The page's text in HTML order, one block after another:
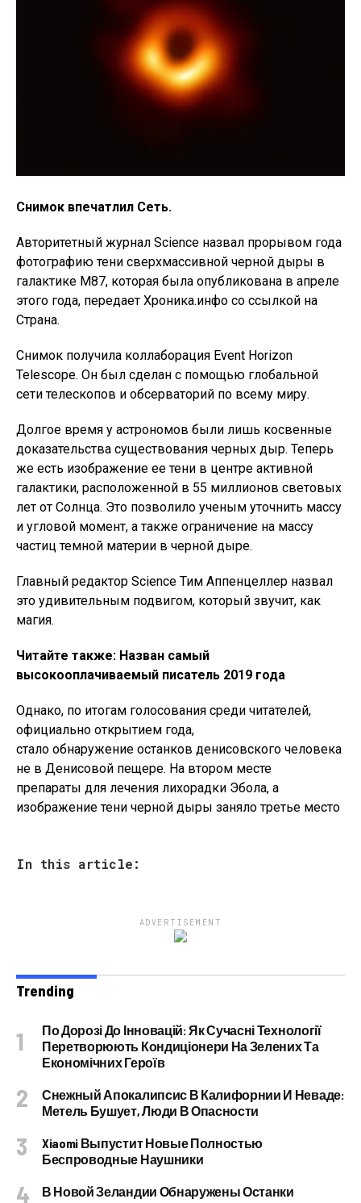
Снимок впечатлил Сеть.
Авторитетный журнал Science назвал прорывом года
фотографию тени сверхмассивной черной дыры в
галактике М87, которая была опубликована в апреле
этого года, передает Хроника.инфо со ссылкой на
Страна.
Снимок получила коллаборация Event Horizon
Telescope. Он был сделан с помощью глобальной
сети телескопов и обсерваторий по всему миру.
Долгое время у астрономов были лишь косвенные
доказательства существования черных дыр. Теперь
же есть изображение ее тени в центре активной
галактики, расположенной в 55 миллионов световых
лет от Солнца. Это позволило ученым уточнить массу
и угловой момент, а также ограничение на массу
частиц темной материи в черной дыре.
Главный редактор Science Тим ​​Аппенцеллер назвал
это удивительным подвигом, который звучит, как
магия.
Читайте также: Назван самый
высокооплачиваемый писатель 2019 года
Однако, по итогам голосования среди читателей,
официально открытием года,
стало обнаружение останков денисовского человека
не в Денисовой пещере. На втором месте
препараты для лечения лихорадки Эбола, а
изображение тени черной дыры заняло третье место
In this article:
ADVERTISEMENT
Trending
По Дорозі До Інновацій: Як Сучасні Технології
Перетворюють Кондиціонери На Зелених Та
Економічних Героїв
Снежный Апокалипсис В Калифорнии И Неваде:
Метель Бушует, Люди В Опасности
Xiaomi Выпустит Новые Полностью
Беспроводные Наушники
В Новой Зеландии Обнаружены Останки